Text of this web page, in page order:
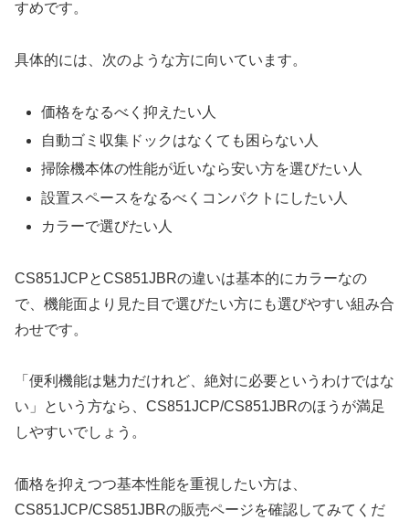
すめです。
具体的には、次のような方に向いています。
価格をなるべく抑えたい人
自動ゴミ収集ドックはなくても困らない人
掃除機本体の性能が近いなら安い方を選びたい人
設置スペースをなるべくコンパクトにしたい人
カラーで選びたい人
CS851JCPとCS851JBRの違いは基本的にカラーなの
で、機能面より見た目で選びたい方にも選びやすい組み合
わせです。
「便利機能は魅力だけれど、絶対に必要というわけではな
い」という方なら、CS851JCP/CS851JBRのほうが満足
しやすいでしょう。
価格を抑えつつ基本性能を重視したい方は、
CS851JCP/CS851JBRの販売ページを確認してみてくだ